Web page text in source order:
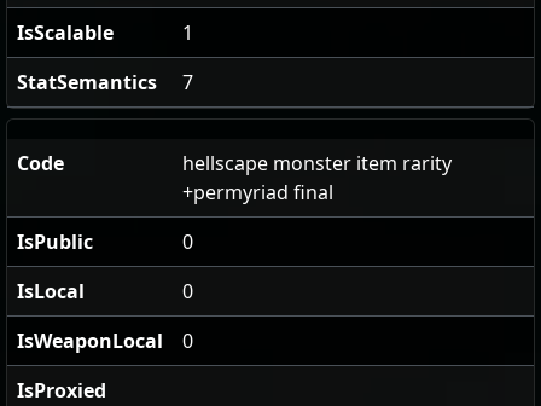
IsScalable
1
StatSemantics
7
Code
hellscape monster item rarity
+permyriad final
IsPublic
0
IsLocal
0
IsWeaponLocal
0
IsProxied